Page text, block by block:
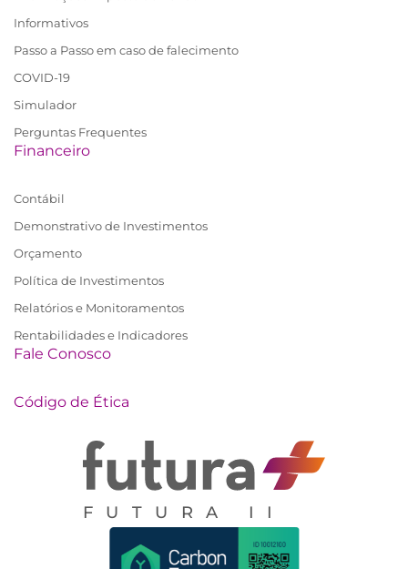
Informativos
Passo a Passo em caso de falecimento
COVID-19
Simulador
Perguntas Frequentes
Financeiro
Contábil
Demonstrativo de Investimentos
Orçamento
Política de Investimentos
Relatórios e Monitoramentos
Rentabilidades e Indicadores
Fale Conosco
Código de Ética
FUTURA II